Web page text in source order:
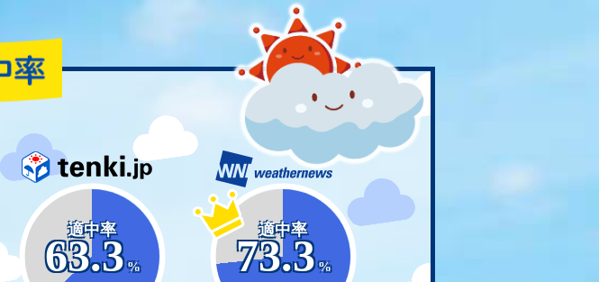
適中率
63.3
%
適中率
73.3
%